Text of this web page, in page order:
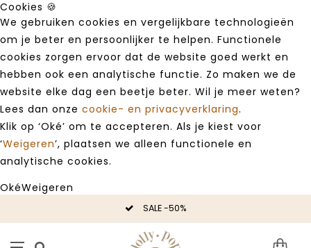
Cookies 🍪
We gebruiken cookies en vergelijkbare technologieën
om je beter en persoonlijker te helpen. Functionele
cookies zorgen ervoor dat de website goed werkt en
hebben ook een analytische functie. Zo maken we de
website elke dag een beetje beter. Wil je meer weten?
Lees dan onze cookie- en privacyverklaring.
Klik op ‘Oké’ om te accepteren. Als je kiest voor
‘Weigeren’, plaatsen we alleen functionele en
analytische cookies.
OkéWeigeren
SALE -50%